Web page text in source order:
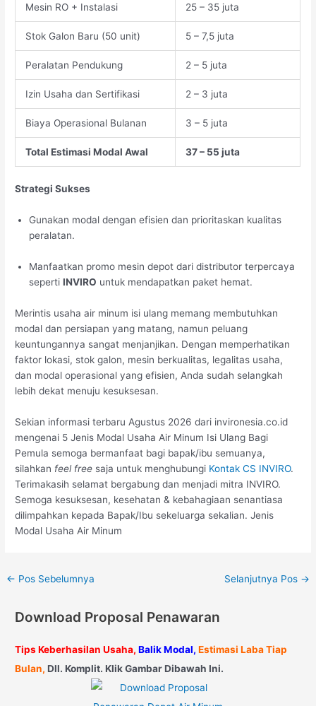
Mesin RO + Instalasi 25 – 35 juta
Stok Galon Baru (50 unit) 5 – 7,5 juta
Peralatan Pendukung 2 – 5 juta
Izin Usaha dan Sertifikasi 2 – 3 juta
Biaya Operasional Bulanan 3 – 5 juta
Total Estimasi Modal Awal 37 – 55 juta
Strategi Sukses
Gunakan modal dengan efisien dan prioritaskan kualitas
peralatan.
Manfaatkan promo mesin depot dari distributor terpercaya
sepertiINVIRO untuk mendapatkan paket hemat.
Merintis usaha air minum isi ulang memang membutuhkan
modal dan persiapan yang matang, namun peluang
keuntungannya sangat menjanjikan. Dengan memperhatikan
faktor lokasi, stok galon, mesin berkualitas, legalitas usaha,
dan modal operasional yang efisien, Anda sudah selangkah
lebih dekat menuju kesuksesan.
Sekian informasi terbaru Agustus 2026 dari invironesia.co.id
mengenai 5 Jenis Modal Usaha Air Minum Isi Ulang Bagi
Pemula semoga bermanfaat bagi bapak/ibu semuanya,
silahkan feel free saja untuk menghubungi Kontak CS INVIRO.
Terimakasih selamat bergabung dan menjadi mitra INVIRO.
Semoga kesuksesan, kesehatan & kebahagiaan senantiasa
dilimpahkan kepada Bapak/Ibu sekeluarga sekalian. Jenis
Modal Usaha Air Minum
← Pos Sebelumnya Selanjutnya Pos →
Download Proposal Penawaran
Tips Keberhasilan Usaha, Balik Modal, Estimasi Laba Tiap
Bulan, Dll. Komplit. Klik Gambar Dibawah Ini.